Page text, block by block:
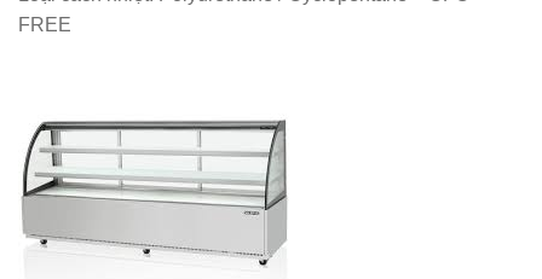
FREE